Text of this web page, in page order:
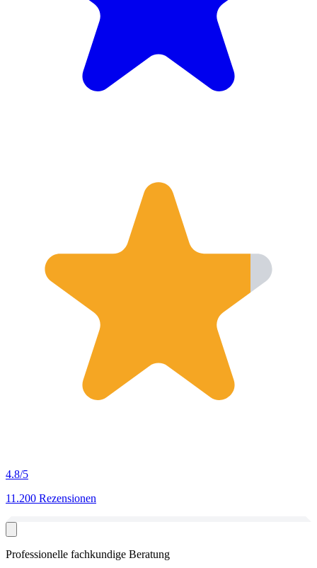
4.8/5
11.200 Rezensionen
Professionelle fachkundige Beratung